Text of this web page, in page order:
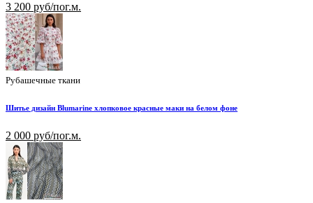
3 200 руб/пог.м.
Рубашечные ткани
Шитье дизайн Blumarine хлопковое красные маки на белом фоне
2 000 руб/пог.м.